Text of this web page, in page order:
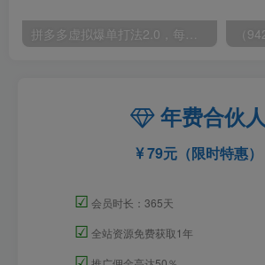
年费合伙人
79元（限时特惠）
☑ 会员时长：365天
☑ 全站资源免费获取1年
☑